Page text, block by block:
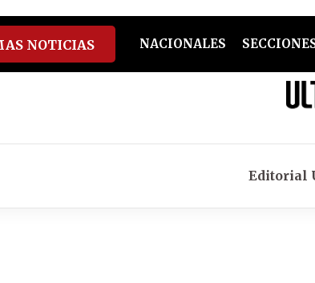
spotify
NOTICIAS NACIONALES
Editorial